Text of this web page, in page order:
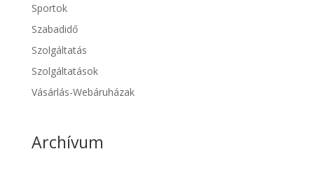
Sportok
Szabadidő
Szolgáltatás
Szolgáltatások
Vásárlás-Webáruházak
Archívum